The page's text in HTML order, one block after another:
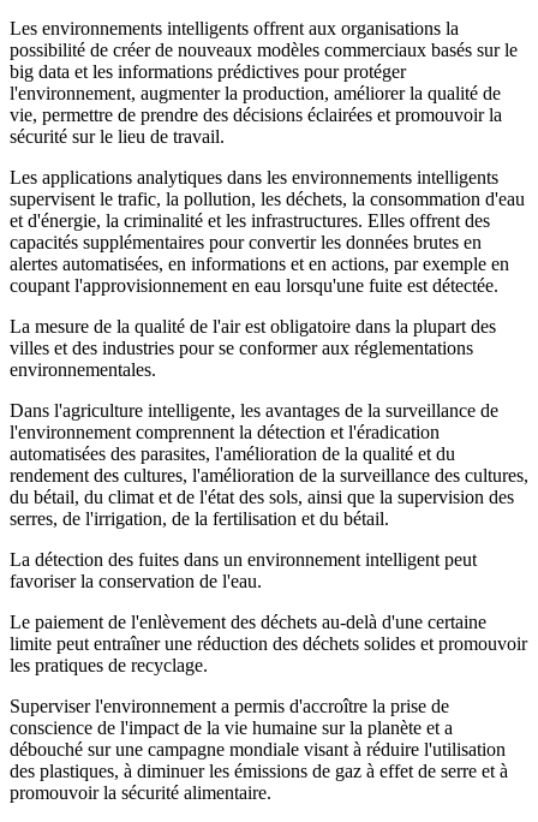
Les environnements intelligents offrent aux organisations la
possibilité de créer de nouveaux modèles commerciaux basés sur le
big data et les informations prédictives pour protéger
l'environnement, augmenter la production, améliorer la qualité de
vie, permettre de prendre des décisions éclairées et promouvoir la
sécurité sur le lieu de travail.
Les applications analytiques dans les environnements intelligents
supervisent le trafic, la pollution, les déchets, la consommation d'eau
et d'énergie, la criminalité et les infrastructures. Elles offrent des
capacités supplémentaires pour convertir les données brutes en
alertes automatisées, en informations et en actions, par exemple en
coupant l'approvisionnement en eau lorsqu'une fuite est détectée.
La mesure de la qualité de l'air est obligatoire dans la plupart des
villes et des industries pour se conformer aux réglementations
environnementales.
Dans l'agriculture intelligente, les avantages de la surveillance de
l'environnement comprennent la détection et l'éradication
automatisées des parasites, l'amélioration de la qualité et du
rendement des cultures, l'amélioration de la surveillance des cultures,
du bétail, du climat et de l'état des sols, ainsi que la supervision des
serres, de l'irrigation, de la fertilisation et du bétail.
La détection des fuites dans un environnement intelligent peut
favoriser la conservation de l'eau.
Le paiement de l'enlèvement des déchets au-delà d'une certaine
limite peut entraîner une réduction des déchets solides et promouvoir
les pratiques de recyclage.
Superviser l'environnement a permis d'accroître la prise de
conscience de l'impact de la vie humaine sur la planète et a
débouché sur une campagne mondiale visant à réduire l'utilisation
des plastiques, à diminuer les émissions de gaz à effet de serre et à
promouvoir la sécurité alimentaire.